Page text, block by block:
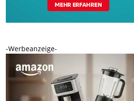
-Werbeanzeige-